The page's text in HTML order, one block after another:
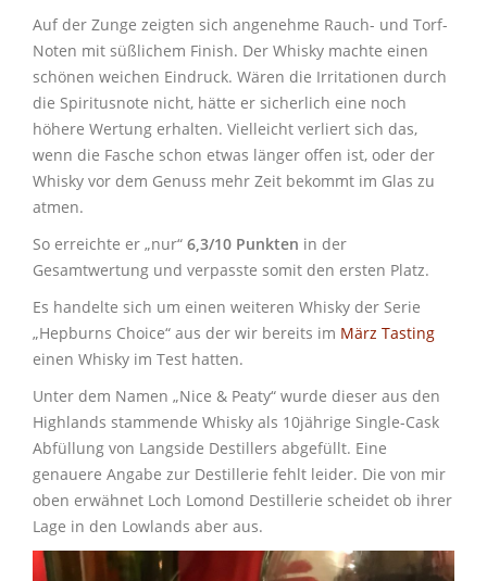
Auf der Zunge zeigten sich angenehme Rauch- und Torf-
Noten mit süßlichem Finish. Der Whisky machte einen
schönen weichen Eindruck. Wären die Irritationen durch
die Spiritusnote nicht, hätte er sicherlich eine noch
höhere Wertung erhalten. Vielleicht verliert sich das,
wenn die Fasche schon etwas länger offen ist, oder der
Whisky vor dem Genuss mehr Zeit bekommt im Glas zu
atmen.
So erreichte er „nur“ 6,3/10 Punkten in der
Gesamtwertung und verpasste somit den ersten Platz.
Es handelte sich um einen weiteren Whisky der Serie
„Hepburns Choice“ aus der wir bereits im März Tasting
einen Whisky im Test hatten.
Unter dem Namen „Nice & Peaty“ wurde dieser aus den
Highlands stammende Whisky als 10jährige Single-Cask
Abfüllung von Langside Destillers abgefüllt. Eine
genauere Angabe zur Destillerie fehlt leider. Die von mir
oben erwähnet Loch Lomond Destillerie scheidet ob ihrer
Lage in den Lowlands aber aus.